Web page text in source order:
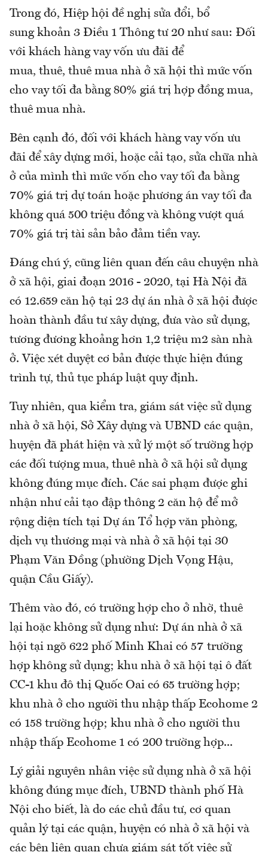
Trong đó, Hiệp hội đề nghị sửa đổi, bổ
sung khoản 3 Điều 1 Thông tư 20 như sau: Đối
với khách hàng vay vốn ưu đãi để
mua, thuê, thuê mua nhà ở xã hội thì mức vốn
cho vay tối đa bằng 80% giá trị hợp đồng mua,
thuê mua nhà.
Bên cạnh đó, đối với khách hàng vay vốn ưu
đãi để xây dựng mới, hoặc cải tạo, sửa chữa nhà
ở của mình thì mức vốn cho vay tối đa bằng
70% giá trị dự toán hoặc phương án vay tối đa
không quá 500 triệu đồng và không vượt quá
70% giá trị tài sản bảo đảm tiền vay.
Đáng chú ý, cũng liên quan đến câu chuyện nhà
ở xã hội, giai đoạn 2016 - 2020, tại Hà Nội đã
có 12.659 căn hộ tại 23 dự án nhà ở xã hội được
hoàn thành đầu tư xây dựng, đưa vào sử dụng,
tương đương khoảng hơn 1,2 triệu m2 sàn nhà
ở. Việc xét duyệt cơ bản được thực hiện đúng
trình tự, thủ tục pháp luật quy định.
Tuy nhiên, qua kiểm tra, giám sát việc sử dụng
nhà ở xã hội, Sở Xây dựng và UBND các quận,
huyện đã phát hiện và xử lý một số trường hợp
các đối tượng mua, thuê nhà ở xã hội sử dụng
không đúng mục đích. Các sai phạm được ghi
nhận như cải tạo đập thông 2 căn hộ để mở
rộng diện tích tại Dự án Tổ hợp văn phòng,
dịch vụ thương mại và nhà ở xã hội tại 30
Phạm Văn Đồng (phường Dịch Vọng Hậu,
quận Cầu Giấy).
Thêm vào đó, có trường hợp cho ở nhờ, thuê
lại hoặc không sử dụng như: Dự án nhà ở xã
hội tại ngõ 622 phố Minh Khai có 57 trường
hợp không sử dụng; khu nhà ở xã hội tại ô đất
CC-1 khu đô thị Quốc Oai có 65 trường hợp;
khu nhà ở cho người thu nhập thấp Ecohome 2
có 158 trường hợp; khu nhà ở cho người thu
nhập thấp Ecohome 1 có 200 trường hợp...
Lý giải nguyên nhân việc sử dụng nhà ở xã hội
không đúng mục đích, UBND thành phố Hà
Nội cho biết, là do các chủ đầu tư, cơ quan
quản lý tại các quận, huyện có nhà ở xã hội và
các bên liên quan chưa giám sát tốt việc sử